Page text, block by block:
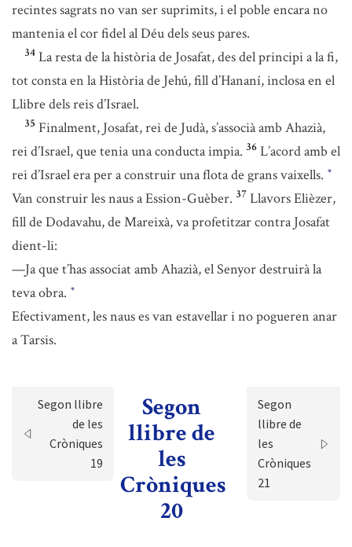
recintes sagrats no van ser suprimits, i el poble encara no
mantenia el cor fidel al Déu dels seus pares.
34 La resta de la història de Josafat, des del principi a la fi,
tot consta en la Història de Jehú, fill d’Hananí, inclosa en el
Llibre dels reis d’Israel.
35 Finalment, Josafat, rei de Judà, s’associà amb Ahazià,
rei d’Israel, que tenia una conducta impia. 36 L’acord amb el
rei d’Israel era per a construir una flota de grans vaixells. *
Van construir les naus a Ession-Guèber. 37 Llavors Elièzer,
fill de Dodavahu, de Mareixà, va profetitzar contra Josafat
dient-li:
—Ja que t’has associat amb Ahazià, el Senyor destruirà la
teva obra. *
Efectivament, les naus es van estavellar i no pogueren anar
a Tarsis.
Segon llibre
de les
Cròniques
19
Segon
llibre de
les
Cròniques
20
Segon
llibre de
les
Cròniques
21